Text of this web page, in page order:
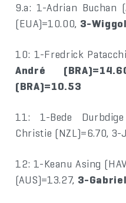
9.a: 1-Adrian Buchan
(EUA)=10.00, 3-
10: 1-Fredrick
André
(BRA)=10.53
11: 1-Bede
Christie (NZL)=6.70, 3-
12: 1-Keanu Asing
(AUS)=13.27, 3-